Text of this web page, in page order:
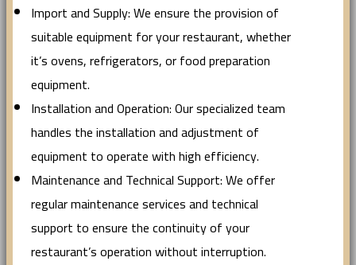
Import and Supply: We ensure the provision of
suitable equipment for your restaurant, whether
it’s ovens, refrigerators, or food preparation
equipment.
Installation and Operation: Our specialized team
handles the installation and adjustment of
equipment to operate with high efficiency.
Maintenance and Technical Support: We offer
regular maintenance services and technical
support to ensure the continuity of your
restaurant’s operation without interruption.